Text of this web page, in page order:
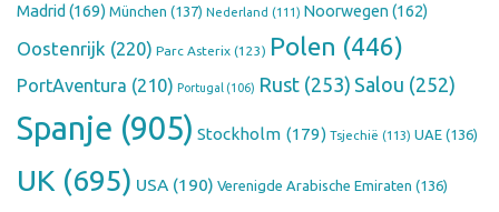
Madrid (169) München (137) Nederland (111) Noorwegen (162)
Oostenrijk (220) Parc Asterix (123) Polen (446)
PortAventura (210) Portugal (106) Rust (253) Salou (252)
Spanje (905) Stockholm (179) Tsjechië (113) UAE (136)
UK (695) USA (190) Verenigde Arabische Emiraten (136)